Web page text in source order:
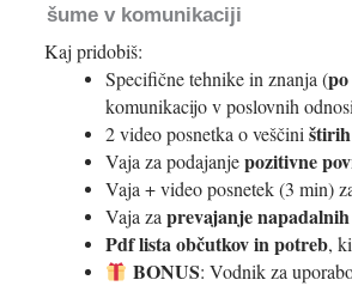
šume v komunikaciji
Kaj pridobiš:
Specifične tehnike in znanja (
komunikacijo v poslovnih
2 video posnetka o veščini
Vaja za podajanjepozitivne
Vaja + video posnetek (3 min)
Vaja za prevajanje
Pdf lista občutkov in potreb,
BONUS: Vodnik za